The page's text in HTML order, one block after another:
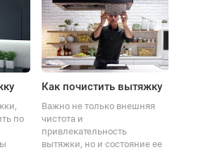
по
Как почистить вытяжку
Важно не только внешняя
чистота и
привлекательность
вытяжки, но и состояние ее